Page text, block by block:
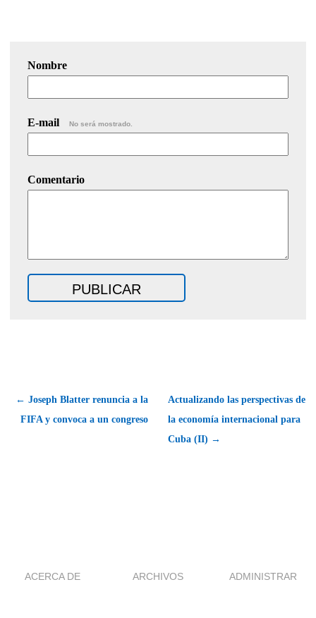
Nombre
E-mail No será mostrado.
Comentario
← Joseph Blatter renuncia a la
FIFA y convoca a un congreso
Actualizando las perspectivas de
la economía internacional para
Cuba (II) →
ACERCA DE ARCHIVOS ADMINISTRAR